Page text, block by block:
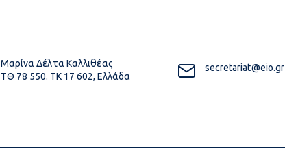
Μαρίνα Δέλτα Καλλιθέας
ΤΘ 78 550. ΤΚ 17 602, Ελλάδα
secretariat@eio.gr